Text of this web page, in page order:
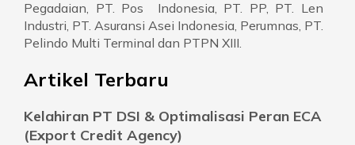
Pegadaian, PT. Pos Indonesia, PT. PP, PT. Len
Industri, PT. Asuransi Asei Indonesia, Perumnas, PT.
Pelindo Multi Terminal dan PTPN XIII.
Artikel Terbaru
Kelahiran PT DSI & Optimalisasi Peran ECA
(Export Credit Agency)